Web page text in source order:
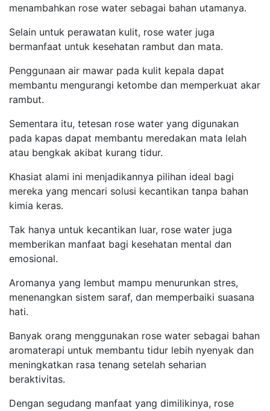
menambahkan rose water sebagai bahan utamanya.
Selain untuk perawatan kulit, rose water juga
bermanfaat untuk kesehatan rambut dan mata.
Penggunaan air mawar pada kulit kepala dapat
membantu mengurangi ketombe dan memperkuat akar
rambut.
Sementara itu, tetesan rose water yang digunakan
pada kapas dapat membantu meredakan mata lelah
atau bengkak akibat kurang tidur.
Khasiat alami ini menjadikannya pilihan ideal bagi
mereka yang mencari solusi kecantikan tanpa bahan
kimia keras.
Tak hanya untuk kecantikan luar, rose water juga
memberikan manfaat bagi kesehatan mental dan
emosional.
Aromanya yang lembut mampu menurunkan stres,
menenangkan sistem saraf, dan memperbaiki suasana
hati.
Banyak orang menggunakan rose water sebagai bahan
aromaterapi untuk membantu tidur lebih nyenyak dan
meningkatkan rasa tenang setelah seharian
beraktivitas.
Dengan segudang manfaat yang dimilikinya, rose